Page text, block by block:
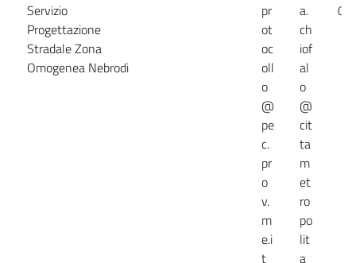
Servizio
Progettazione
Stradale Zona
Omogenea Nebrodi
pr
ot
oc
oll
o
@
pe
c.
pr
o
v.
m
e.i
t
a.
ch
iof
al
o
@
cit
ta
m
et
ro
po
lit
a